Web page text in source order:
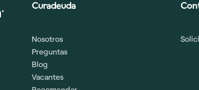
Curadeuda
Nosotros
Preguntas
Blog
Vacantes